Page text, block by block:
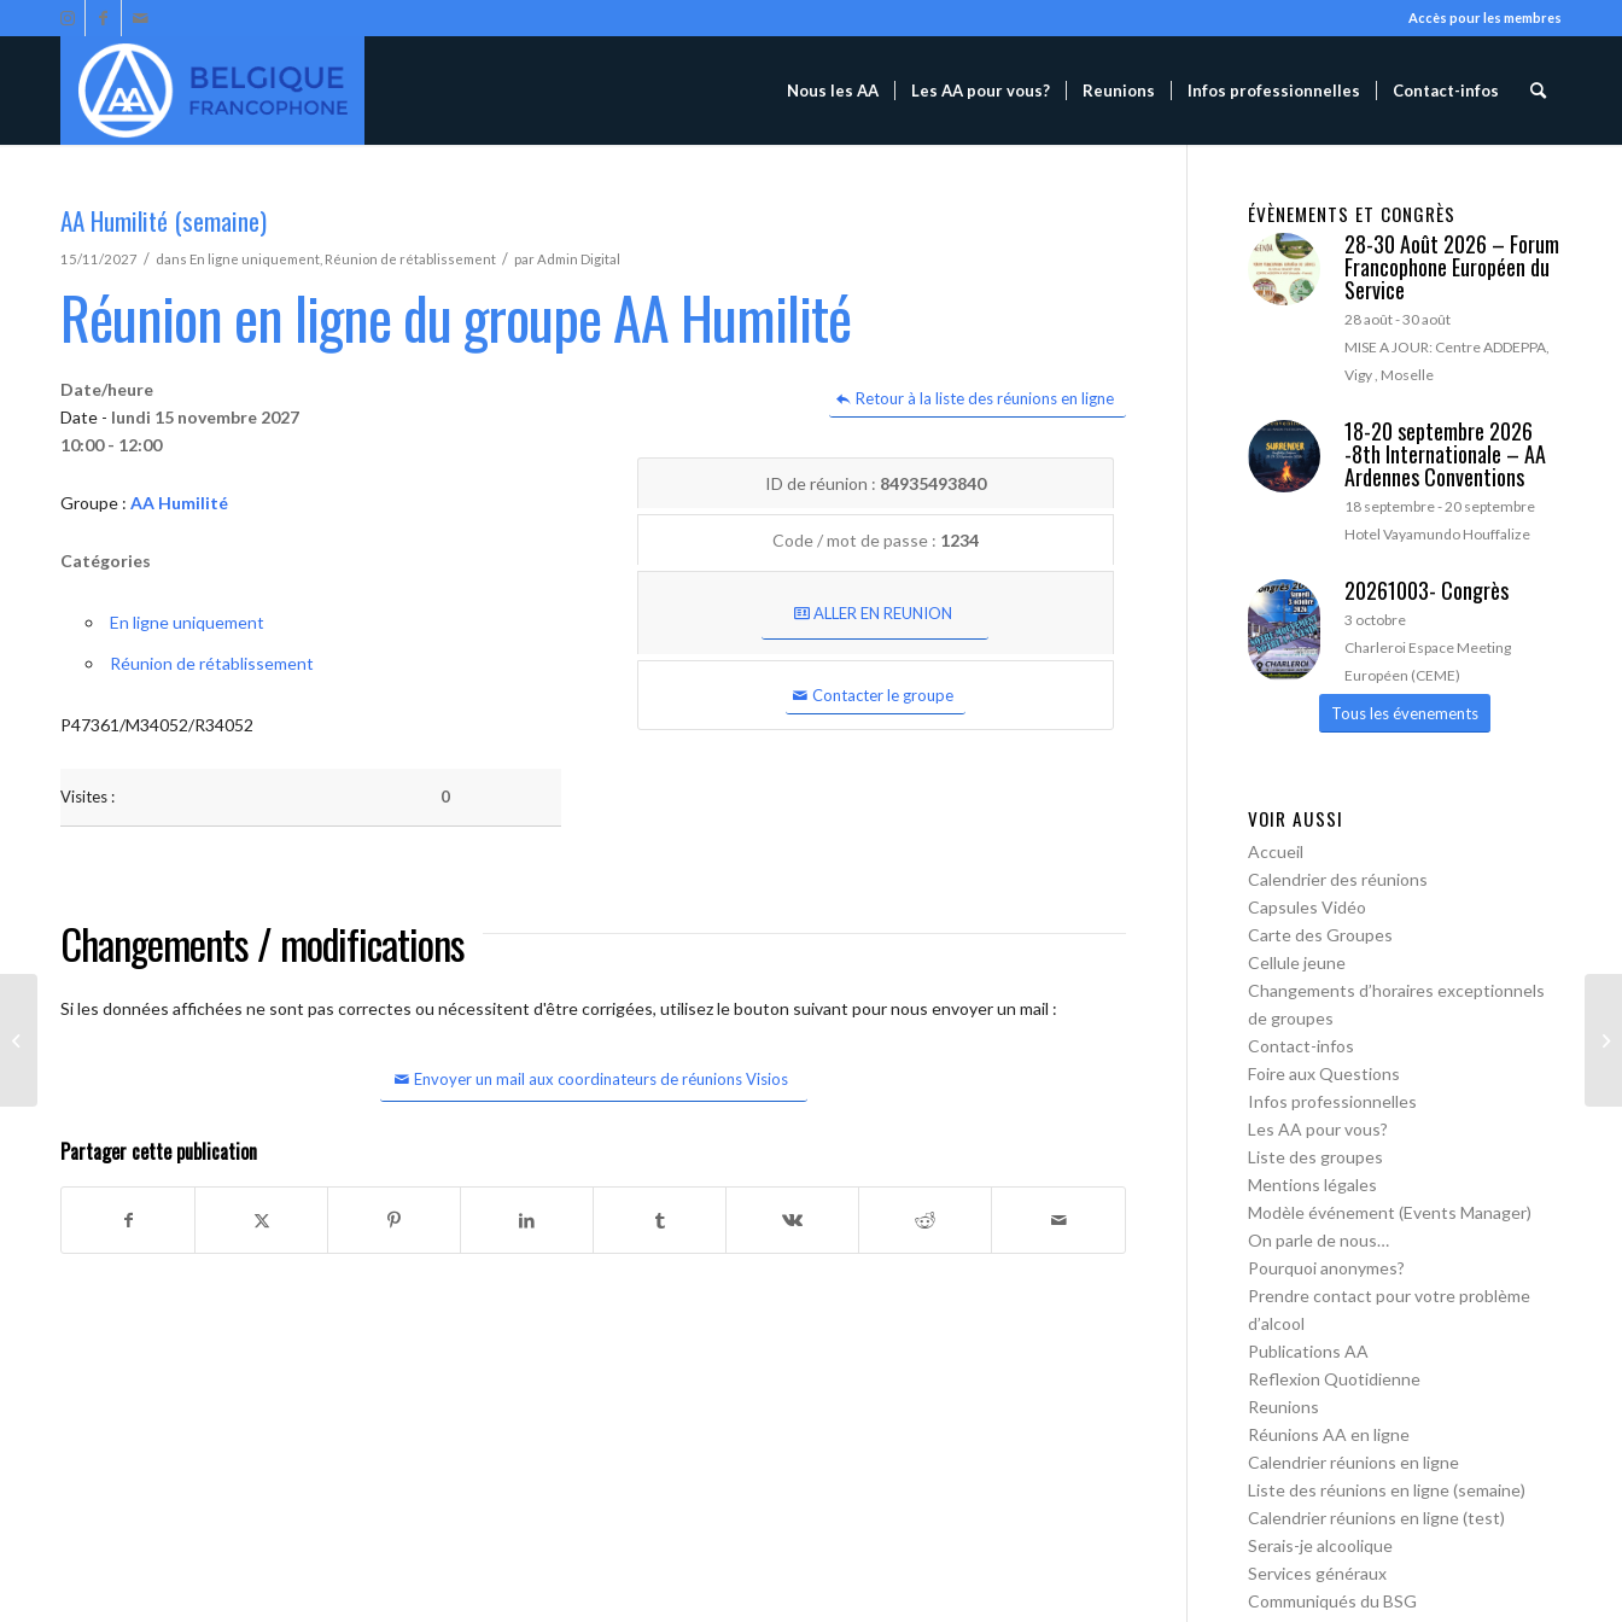
Accès pour les membres
Nous les AA Les AA pour vous? Reunions Infos professionnelles Contact-infos
AA Humilité (semaine)
15/11/2027 / dans En ligne uniquement Réunion de rétablissement / parAdmin Digital
Réunion en ligne du groupe AA Humilité
Retour à la liste des réunions en ligne
Date/heure
Date - lundi 15 novembre 2027
10:00 - 12:00
Groupe : AA Humilité
Catégories
En ligne uniquement
Réunion de rétablissement
P47361/M34052/R34052
Visites : 0
ID de réunion : 84935493840
Code / mot de passe : 1234
ALLER EN REUNION
Contacter le groupe
Changements / modifications
Si les données affichées ne sont pas correctes ou nécessitent d'être corrigées, utilisez le bouton suivant pour nous envoyer un mail :
Envoyer un mail aux coordinateurs de réunions Visios
Partager cette publication
ÉVÈNEMENTS ET CONGRÈS
28-30 Août 2026 – Forum
Francophone Européen du
Service
28 août-30 août
MISE A JOUR: Centre ADDEPPA,
Vigy , Moselle
18-20 septembre 2026
-8th Internationale – AA
Ardennes Conventions
18 septembre-20 septembre
Hotel Vayamundo Houffalize
20261003- Congrès
3 octobre
Charleroi Espace Meeting
Européen (CEME)
Tous les évenements
VOIR AUSSI
Accueil
Calendrier des réunions
Capsules Vidéo
Carte des Groupes
Cellule jeune
Changements d’horaires exceptionnels
de groupes
Contact-infos
Foire aux Questions
Infos professionnelles
Les AA pour vous?
Liste des groupes
Mentions légales
Modèle événement (Events Manager)
On parle de nous…
Pourquoi anonymes?
Prendre contact pour votre problème
d’alcool
Publications AA
Reflexion Quotidienne
Reunions
Réunions AA en ligne
Calendrier réunions en ligne
Liste des réunions en ligne (semaine)
Calendrier réunions en ligne (test)
Serais-je alcoolique
Services généraux
Communiqués du BSG